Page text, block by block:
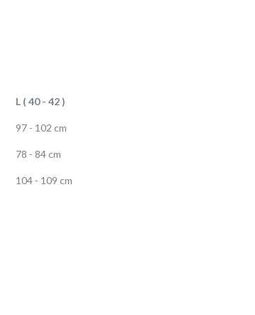
L ( 40 - 42 )
97 - 102 cm
78 - 84 cm
104 - 109 cm